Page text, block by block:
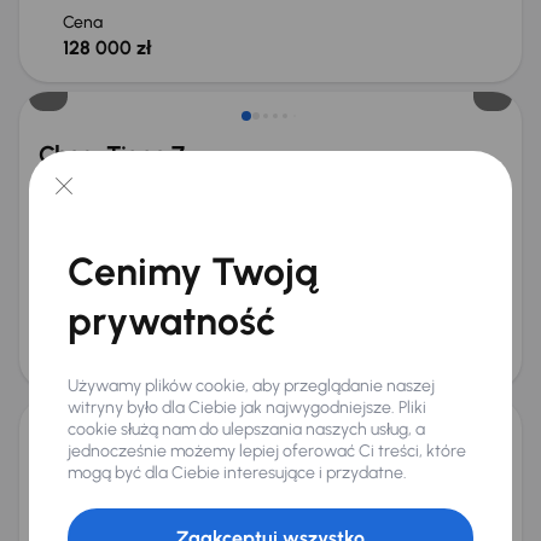
Cena
128 000 zł
Możliwość odliczenia VAT
Chery Tiggo 7
2025
Miesięczna rata
na miarę
Cena
Chery Tiggo 7
10 km Automat 1.6 TGDI 108 kW
Od pierwszego właściciela
Książka serwisowa
Cenimy Twoją
prywatność
Używamy plików cookie, aby przeglądanie naszej
witryny było dla Ciebie jak najwygodniejsze. Pliki
cookie służą nam do ulepszania naszych usług, a
jednocześnie możemy lepiej oferować Ci treści, które
mogą być dla Ciebie interesujące i przydatne.